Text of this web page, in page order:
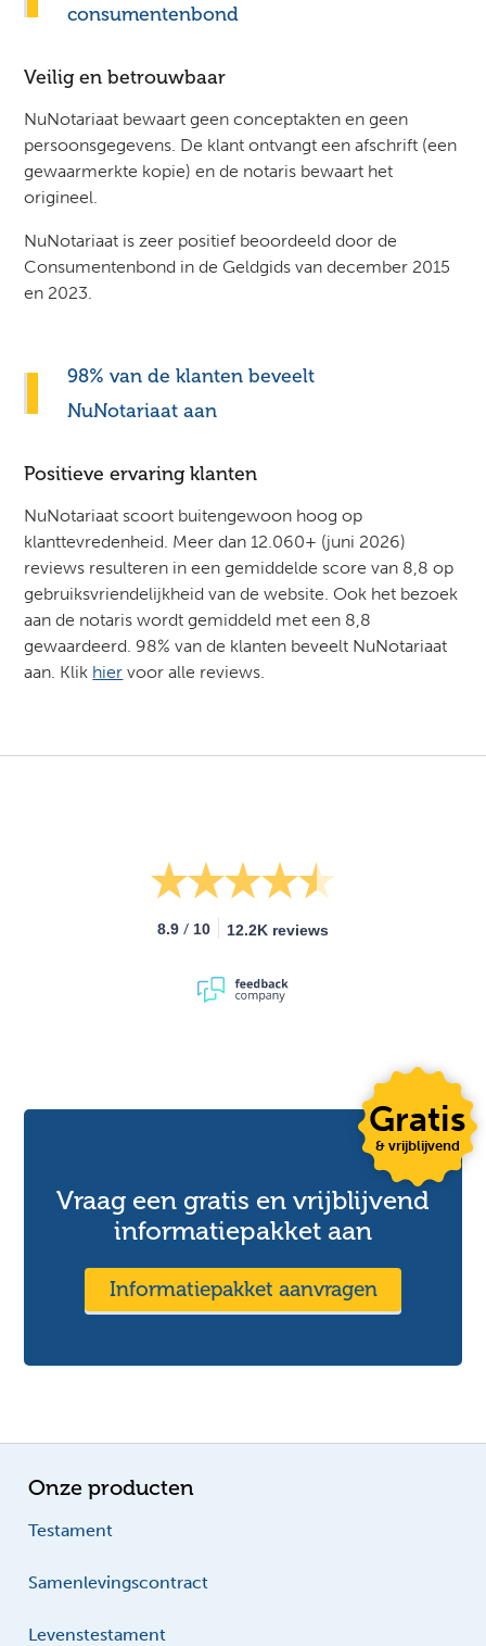
consumentenbond
Veilig en betrouwbaar
NuNotariaat bewaart geen conceptakten en geen
persoonsgegevens. De klant ontvangt een afschrift (een
gewaarmerkte kopie) en de notaris bewaart het
origineel.
NuNotariaat is zeer positief beoordeeld door de
Consumentenbond in de Geldgids van december 2015
en 2023.
98% van de klanten beveelt
NuNotariaat aan
Positieve ervaring klanten
NuNotariaat scoort buitengewoon hoog op
klanttevredenheid. Meer dan 12.060+ (juni 2026)
reviews resulteren in een gemiddelde score van 8,8 op
gebruiksvriendelijkheid van de website. Ook het bezoek
aan de notaris wordt gemiddeld met een 8,8
gewaardeerd. 98% van de klanten beveelt NuNotariaat
aan. Klik hier voor alle reviews.
8.9 / 10 12.2K reviews
Vraag een gratis en vrijblijvend
informatiepakket aan
Informatiepakket aanvragen
Gratis
& vrijblijvend
Onze producten
Testament
Samenlevingscontract
Levenstestament